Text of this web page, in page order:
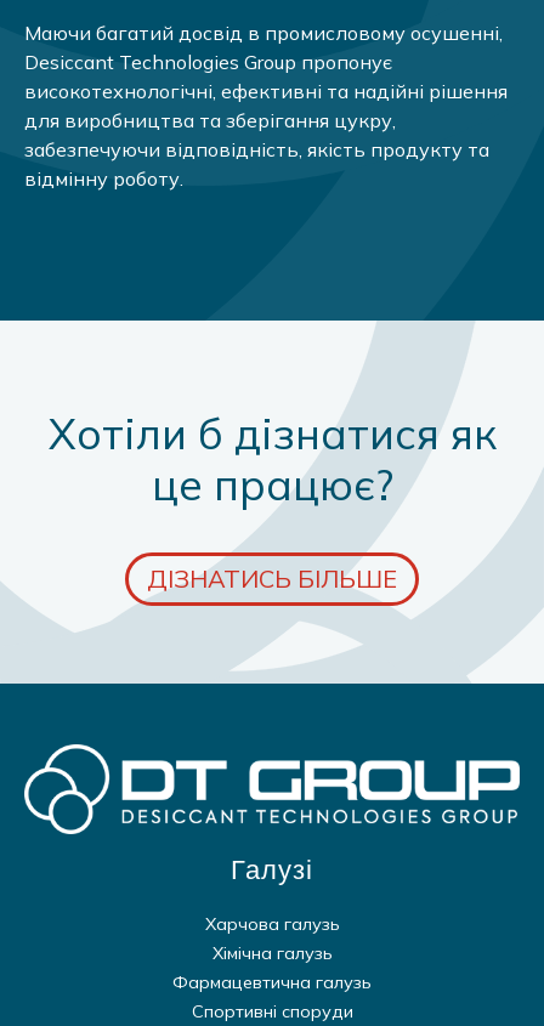
Маючи багатий досвід в промисловому осушенні,
Desiccant Technologies Group пропонує
високотехнологічні, ефективні та надійні рішення
для виробництва та зберігання цукру,
забезпечуючи відповідність, якість продукту та
відмінну роботу.
Хотіли б дізнатися як
це працює?
ДІЗНАТИСЬ БІЛЬШЕ
Галузі
Харчова галузь
Хімічна галузь
Фармацевтична галузь
Спортивні споруди